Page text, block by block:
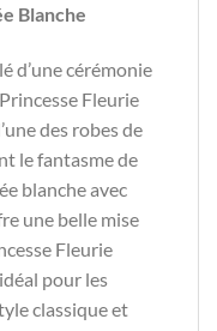
Blanche
d’une cérémonie
Fleurie
des robes de
le fantasme de
blanche avec
une belle mise
Fleurie
pour les
classique et